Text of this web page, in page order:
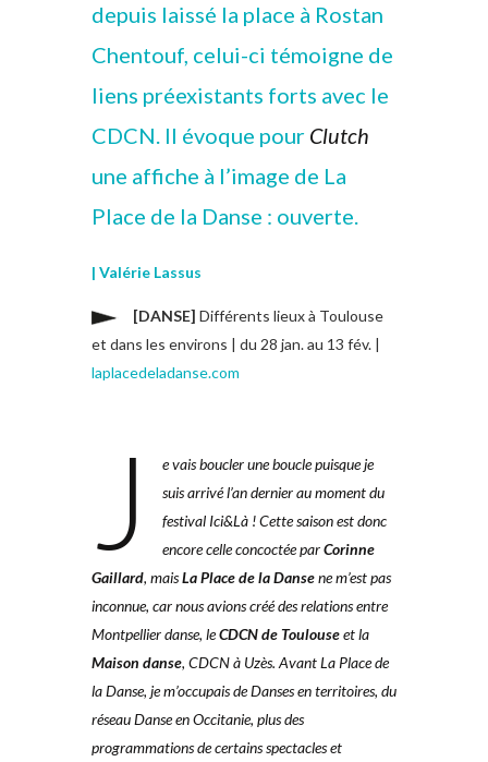
depuis laissé la place à Rostan
Chentouf, celui-ci témoigne de
liens préexistants forts avec le
CDCN. Il évoque pour Clutch
une affiche à l’image de La
Place de la Danse : ouverte.
| Valérie Lassus
[DANSE] Différents lieux à Toulouse
et dans les environs | du 28 jan. au 13 fév. |
laplacedeladanse.com
J e vais boucler une bouclepuisque je
suis arrivé l’andernier au moment du
festival Ici&Là ! Cette saison est donc
encorecelle concoctée parCorinne
Gaillard, maisLa Place de la Dansene m’estpas
inconnue, car nous avions créédes relations entre
Montpellier danse, leCDCN de Toulouseet la
Maison danse, CDCN à Uzès. Avant La Placede
la Danse, je m’occupais de Dansesen territoires, du
réseau Danseen Occitanie, plus des
programmations de certains spectacles et